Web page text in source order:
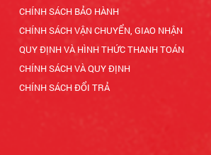
CHÍNH SÁCH BẢO HÀNH
CHÍNH SÁCH VẬN CHUYỂN, GIAO NHẬN
QUY ĐỊNH VÀ HÌNH THỨC THANH TOÁN
CHÍNH SÁCH VÀ QUY ĐỊNH
CHÍNH SÁCH ĐỔI TRẢ